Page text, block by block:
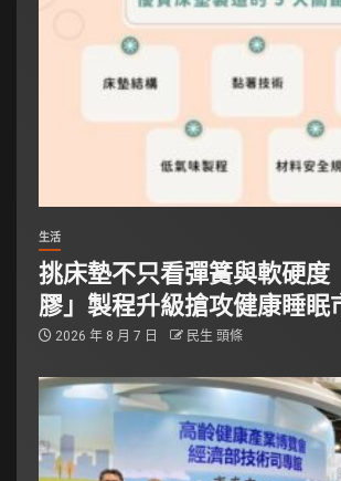
生活
挑床墊不只看彈簧與軟硬度
膠」製程升級搶攻健康睡眠
2026 年 8 月 7 日 民生 頭條